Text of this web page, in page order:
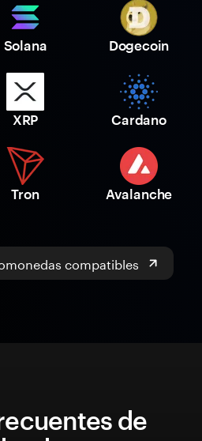
Solana Dogecoin
XRP Cardano
Tron Avalanche
compatibles
de